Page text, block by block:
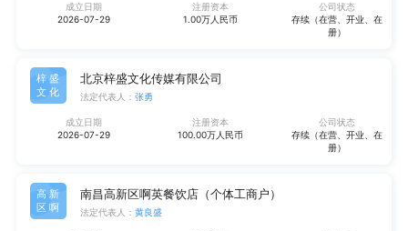
成立日期
2026-07-29
注册资本
1.00万人民币
公司状态
存续（在营、开业、在
册）
梓盛
文化
北京梓盛文化传媒有限公司
法定代表人： 张勇
成立日期
2026-07-29
注册资本
100.00万人民币
公司状态
存续（在营、开业、在
册）
高新
区啊
南昌高新区啊英餐饮店（个体工商户）
法定代表人： 黄良盛